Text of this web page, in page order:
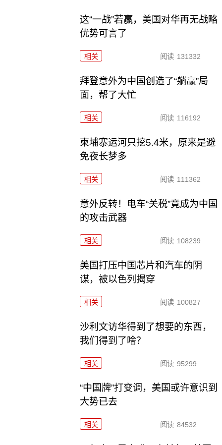
这“一战”若赢，美国对华再无战略
优势可言了
相关 阅读 131332
拜登意外为中国创造了“躺赢”局
面，帮了大忙
相关 阅读 116192
柬埔寨运河只挖5.4米，原来是避
免夜长梦多
相关 阅读 111362
意外反转！电车“关税”竟成为中国
的攻击武器
相关 阅读 108239
美国打压中国芯片和汽车的阴
谋，被以色列揭穿
相关 阅读 100827
沙利文访华得到了想要的东西，
我们得到了啥？
相关 阅读 95299
“中国牌”打变调，美国或许意识到
大势已去
相关 阅读 84532